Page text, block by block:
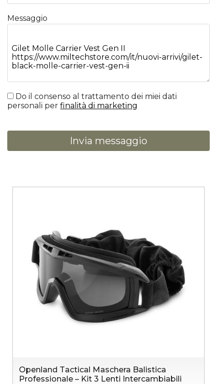
Messaggio
Do il consenso al trattamento dei miei dati
personali perfinalità di marketing
Invia messaggio
Openland Tactical Maschera Balistica
Professionale – Kit 3 Lenti Intercambiabili